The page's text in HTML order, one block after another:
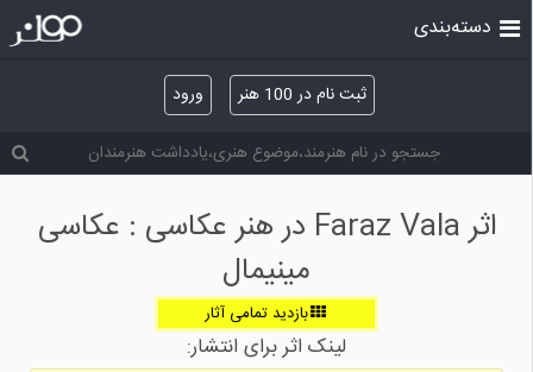
ثبت نام در 100 هنر ورود
دسته‌بندی
اثر Faraz Vala در هنر عکاسی : عکاسی
مینیمال
بازدید تمامی آثار
لینک اثر برای انتشار: